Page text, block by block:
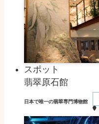
スポット
翡翠原石館
日本で唯一の翡翠専門博物館